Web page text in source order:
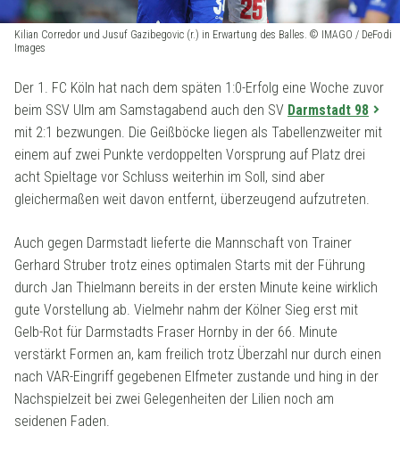
Kilian Corredor und Jusuf Gazibegovic (r.) in Erwartung des Balles. © IMAGO / DeFodi
Images
Der 1. FC Köln hat nach dem späten 1:0-Erfolg eine Woche zuvor
beim SSV Ulm am Samstagabend auch den SV Darmstadt 98
mit 2:1 bezwungen. Die Geißböcke liegen als Tabellenzweiter mit
einem auf zwei Punkte verdoppelten Vorsprung auf Platz drei
acht Spieltage vor Schluss weiterhin im Soll, sind aber
gleichermaßen weit davon entfernt, überzeugend aufzutreten.
Auch gegen Darmstadt lieferte die Mannschaft von Trainer
Gerhard Struber trotz eines optimalen Starts mit der Führung
durch Jan Thielmann bereits in der ersten Minute keine wirklich
gute Vorstellung ab. Vielmehr nahm der Kölner Sieg erst mit
Gelb-Rot für Darmstadts Fraser Hornby in der 66. Minute
verstärkt Formen an, kam freilich trotz Überzahl nur durch einen
nach VAR-Eingriff gegebenen Elfmeter zustande und hing in der
Nachspielzeit bei zwei Gelegenheiten der Lilien noch am
seidenen Faden.